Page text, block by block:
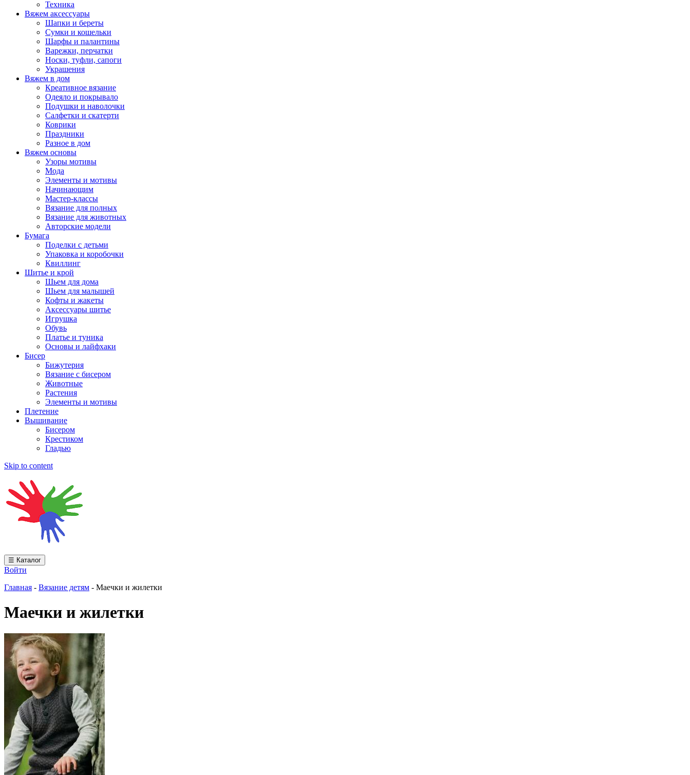
Техника
Вяжем аксессуары
Шапки и береты
Сумки и кошельки
Шарфы и палантины
Варежки, перчатки
Носки, туфли, сапоги
Украшения
Вяжем в дом
Креативное вязание
Одеяло и покрывало
Подушки и наволочки
Салфетки и скатерти
Коврики
Праздники
Разное в дом
Вяжем основы
Узоры мотивы
Мода
Элементы и мотивы
Начинающим
Мастер-классы
Вязание для полных
Вязание для животных
Авторские модели
Бумага
Поделки с детьми
Упаковка и коробочки
Квиллинг
Шитье и крой
Шьем для дома
Шьем для малышей
Кофты и жакеты
Аксессуары шитье
Игрушка
Обувь
Платье и туника
Основы и лайфхаки
Бисер
Бижутерия
Вязание с бисером
Животные
Растения
Элементы и мотивы
Плетение
Вышивание
Бисером
Крестиком
Гладью
Skip to content
☰ Каталог
Войти
Главная - Вязание детям - Маечки и жилетки
Маечки и жилетки